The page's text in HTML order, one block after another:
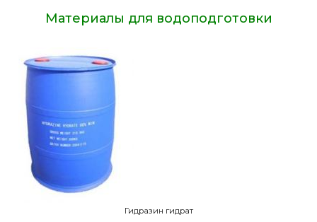
Материалы для водоподготовки
Гидразин гидрат